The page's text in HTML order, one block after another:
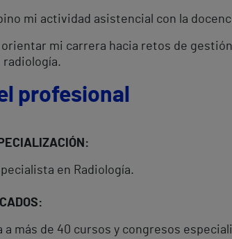
mi actividad asistencial con la
mi carrera hacia retos de
radiología.
profesional
en Radiología.
más de 40 cursos y congresos